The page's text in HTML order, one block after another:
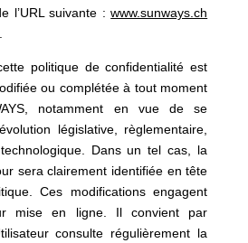
l’URL suivante :www.sunways.ch
politique de confidentialité est
ou complétée à tout moment
notamment en vue de se
législative, règlementaire,
Dans un tel cas, la
sera clairement identifiée en tête
Ces modifications engagent
mise en ligne. Il convient par
consulte régulièrement la